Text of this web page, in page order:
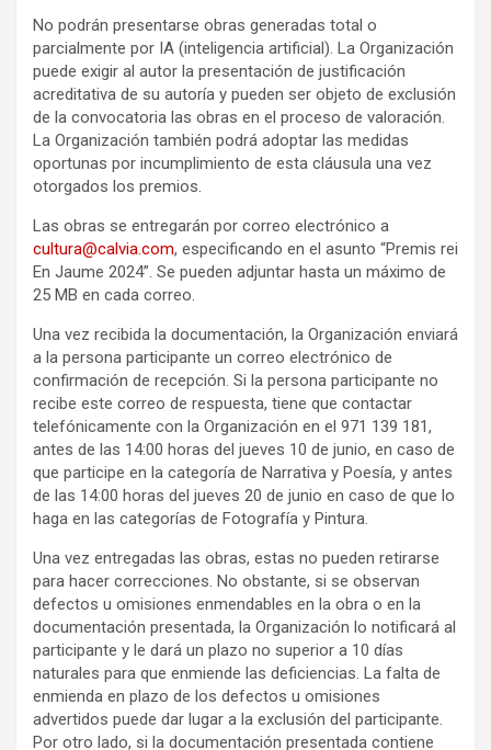
No podrán presentarse obras generadas total o
parcialmente por IA (inteligencia artificial). La Organización
puede exigir al autor la presentación de justificación
acreditativa de su autoría y pueden ser objeto de exclusión
de la convocatoria las obras en el proceso de valoración.
La Organización también podrá adoptar las medidas
oportunas por incumplimiento de esta cláusula una vez
otorgados los premios.
Las obras se entregarán por correo electrónico a
cultura@calvia.com, especificando en el asunto “Premis rei
En Jaume 2024”. Se pueden adjuntar hasta un máximo de
25 MB en cada correo.
Una vez recibida la documentación, la Organización enviará
a la persona participante un correo electrónico de
confirmación de recepción. Si la persona participante no
recibe este correo de respuesta, tiene que contactar
telefónicamente con la Organización en el 971 139 181,
antes de las 14:00 horas del jueves 10 de junio, en caso de
que participe en la categoría de Narrativa y Poesía, y antes
de las 14:00 horas del jueves 20 de junio en caso de que lo
haga en las categorías de Fotografía y Pintura.
Una vez entregadas las obras, estas no pueden retirarse
para hacer correcciones. No obstante, si se observan
defectos u omisiones enmendables en la obra o en la
documentación presentada, la Organización lo notificará al
participante y le dará un plazo no superior a 10 días
naturales para que enmiende las deficiencias. La falta de
enmienda en plazo de los defectos u omisiones
advertidos puede dar lugar a la exclusión del participante.
Por otro lado, si la documentación presentada contiene